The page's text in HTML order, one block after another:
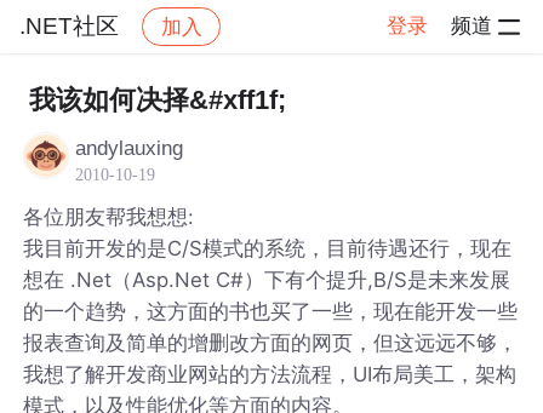
.NET社区 加入 登录 频道
社区 .NET社区 帖子详情
我该如何决择&#xff1f;
andylauxing
2010-10-19
各位朋友帮我想想:
我目前开发的是C/S模式的系统，目前待遇还行，现在
想在 .Net（Asp.Net C#）下有个提升,B/S是未来发展
的一个趋势，这方面的书也买了一些，现在能开发一些
报表查询及简单的增删改方面的网页，但这远远不够，
我想了解开发商业网站的方法流程，UI布局美工，架构
模式，以及性能优化等方面的内容。